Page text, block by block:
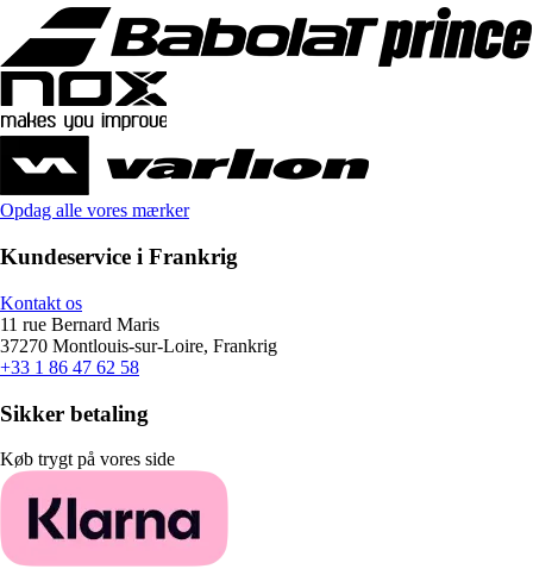
Opdag alle vores mærker
Kundeservice i Frankrig
Kontakt os
11 rue Bernard Maris
37270 Montlouis-sur-Loire, Frankrig
+33 1 86 47 62 58
Sikker betaling
Køb trygt på vores side